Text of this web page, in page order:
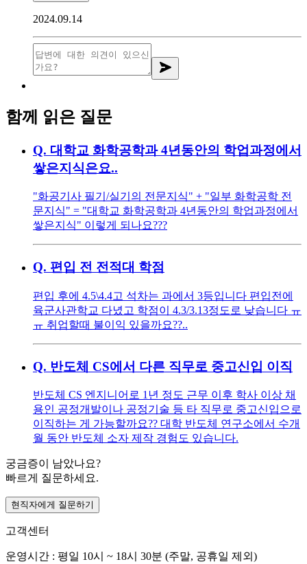
2024.09.14
함께 읽은 질문
Q. 대학교 화학공학과 4년동안의 학업과정에서
쌓은지식은요..
"화공기사 필기/실기의 전문지식" + "일부 화학공학 전
문지식" = "대학교 화학공학과 4년동안의 학업과정에서
쌓은지식" 이렇게 되나요???
Q. 편입 전 전적대 학점
편입 후에 4.5\4.4고 석차는 과에서 3등입니다 편입전에
육군사관학교 다녔고 학점이 4.3/3.13정도로 낮습니다 ㅠ
ㅠ 취업할때 불이익 있을까요??..
Q. 반도체 CS에서 다른 직무로 중고신입 이직
반도체 CS 엔지니어로 1년 정도 근무 이후 학사 이상 채
용인 공정개발이나 공정기술 등 타 직무로 중고신입으로
이직하는 게 가능할까요?? 대학 반도체 연구소에서 수개
월 동안 반도체 소자 제작 경험도 있습니다.
궁금증이 남았나요?
빠르게 질문하세요.
현직자에게 질문하기
고객센터
운영시간 : 평일 10시 ~ 18시 30분 (주말, 공휴일 제외)